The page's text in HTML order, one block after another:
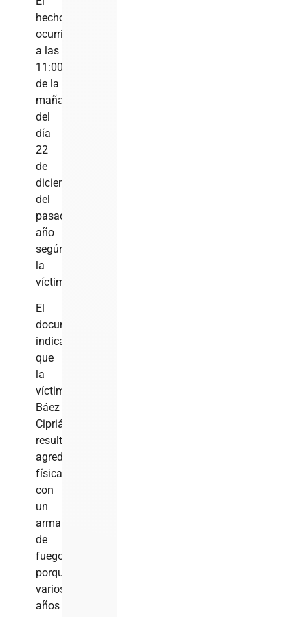
hecho
ocurrió
a las
11:00
de la
mañana
del
día
22
de
diciembre
del
pasado
año
según
la
víctima.
El
documento
indica
que
la
víctima,
Báez
Ciprián,
resultó
agredida
físicamente
con
un
arma
de
fuego
porque
varios
años